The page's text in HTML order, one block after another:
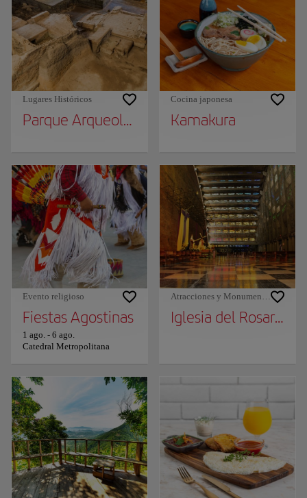
Lugares Históricos
Parque Arqueológico Joya de Cerén
Cocina japonesa
Kamakura
Evento religioso
Fiestas Agostinas
1 ago. - 6 ago.
Catedral Metropolitana
Atracciones y Monumentos
Iglesia del Rosario